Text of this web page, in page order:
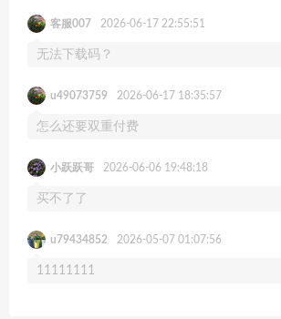
客服007 2026-06-17 22:55:51
无法下载码？
u49073759 2026-06-17 18:35:57
怎么还要双重付费
小跃跃哥 2026-06-06 19:48:18
买不了了
u79434852 2026-05-07 01:07:56
11111111